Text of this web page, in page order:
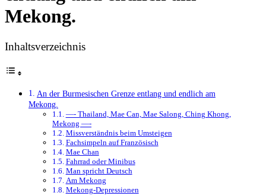
Mekong.
Inhaltsverzeichnis
An der Burmesischen Grenze entlang und endlich am
Mekong.
—- Thailand, Mae Can, Mae Salong, Ching Khong,
Mekong —-
Missverständnis beim Umsteigen
Fachsimpeln auf Französisch
Mae Chan
Fahrrad oder Minibus
Man spricht Deutsch
Am Mekong
Mekong-Depressionen